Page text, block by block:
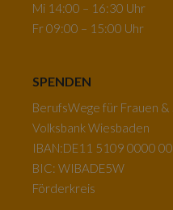
Mi 14:00 – 16:30 Uhr
Fr 09:00 – 15:00 Uhr
SPENDEN
BerufsWege für Frauen &
Volksbank Wiesbaden
IBAN:DE11 5109 0000
BIC: WIBADE5W
Förderkreis